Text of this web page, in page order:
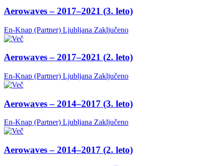
Aerowaves – 2017–2021 (3. leto)
En-Knap (Partner) Ljubljana Zaključeno
Aerowaves – 2017–2021 (2. leto)
En-Knap (Partner) Ljubljana Zaključeno
Aerowaves – 2014–2017 (3. leto)
En-Knap (Partner) Ljubljana Zaključeno
Aerowaves – 2014–2017 (2. leto)